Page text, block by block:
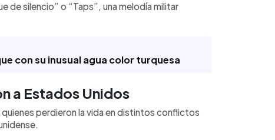
de silencio” o “Taps”, una melodía militar
con su inusual agua color turquesa
a Estados Unidos
perdieron la vida en distintos conflictos